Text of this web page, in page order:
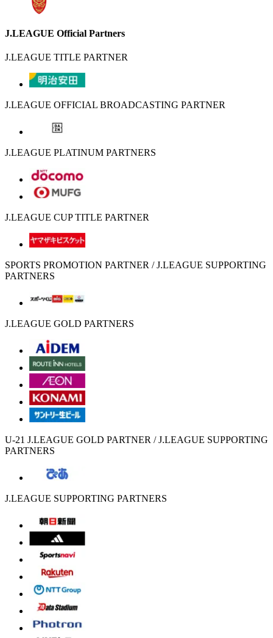
J.LEAGUE Official Partners
J.LEAGUE TITLE PARTNER
J.LEAGUE OFFICIAL BROADCASTING PARTNER
J.LEAGUE PLATINUM PARTNERS
J.LEAGUE CUP TITLE PARTNER
SPORTS PROMOTION PARTNER / J.LEAGUE SUPPORTING
PARTNERS
J.LEAGUE GOLD PARTNERS
U-21 J.LEAGUE GOLD PARTNER / J.LEAGUE SUPPORTING
PARTNERS
J.LEAGUE SUPPORTING PARTNERS